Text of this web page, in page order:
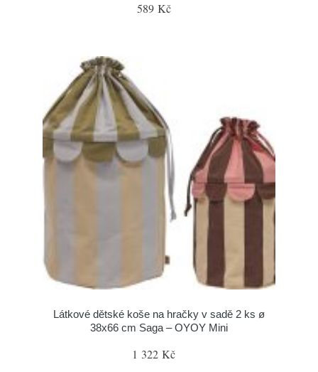
589 Kč
Látkové dětské koše na hračky v sadě 2 ks ø
38x66 cm Saga – OYOY Mini
1 322 Kč